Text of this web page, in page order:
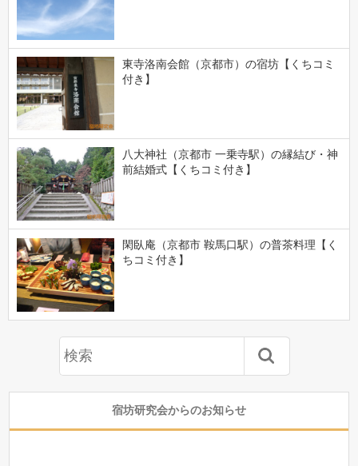
東寺洛南会館（京都市）の宿坊【くちコミ
付き】
八大神社（京都市 一乗寺駅）の縁結び・神
前結婚式【くちコミ付き】
閑臥庵（京都市 鞍馬口駅）の普茶料理【く
ちコミ付き】
宿坊研究会からのお知らせ